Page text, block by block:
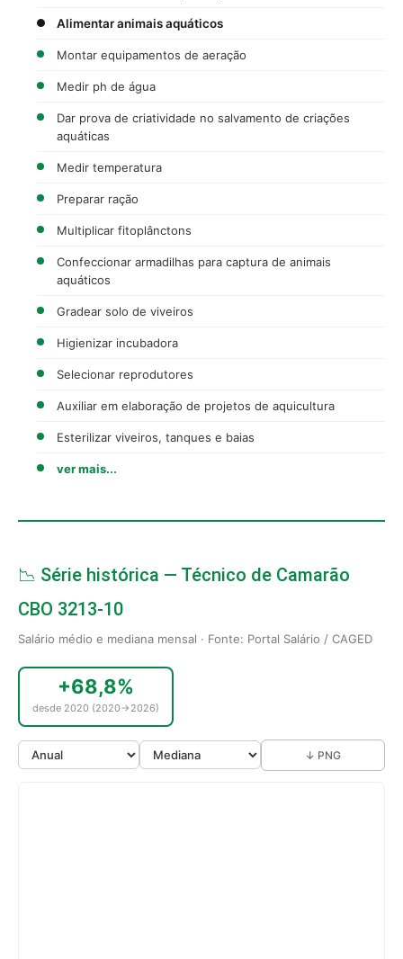
Alimentar animais aquáticos
Montar equipamentos de aeração
Medir ph de água
Dar prova de criatividade no salvamento de criações
aquáticas
Medir temperatura
Preparar ração
Multiplicar fitoplânctons
Confeccionar armadilhas para captura de animais
aquáticos
Gradear solo de viveiros
Higienizar incubadora
Selecionar reprodutores
Auxiliar em elaboração de projetos de aquicultura
Esterilizar viveiros, tanques e baias
ver mais...
📉 Série histórica — Técnico de Camarão
CBO 3213-10
Salário médio e mediana mensal · Fonte: Portal Salário / CAGED
+68,8%
desde 2020 (2020→2026)
↓ PNG